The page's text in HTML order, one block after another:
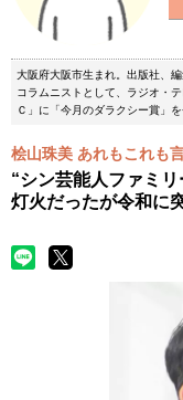
大阪府大阪市生まれ。出版社、
コラムニストとして、ラジオ・
Ｃ」に「今月のダラクシー賞」を
桧山珠美 あれもこれも
“シン芸能人ファミ
灯火だったが令和に